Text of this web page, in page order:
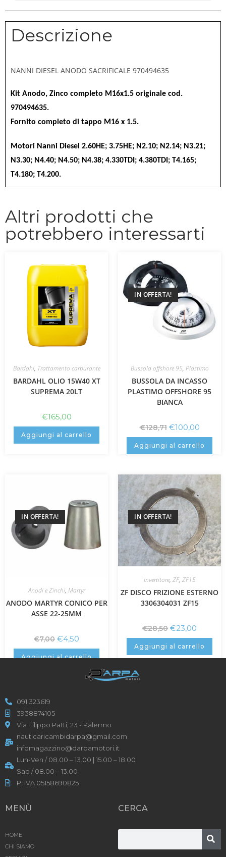
Descrizione
NANNI DIESEL ANODO SACRIFICALE 970494635
Kit Anodo, Zinco completo M16x1.5 originale cod.
970494635.
Fornito completo di tappo M16 x 1.5.
Motori Nanni Diesel 2.60HE; 3.75HE; N2.10; N2.14; N3.21;
N3.30; N4.40; N4.50; N4.38; 4.330TDI; 4.380TDI; T4.165;
T4.180; T4.200.
Altri prodotti che
potrebbero interessarti
Bardahl, Trattamento carburante
BARDAHL OLIO 15W40 XT
SUPREMA 20LT
€165,00
Aggiungi al carrello
IN OFFERTA!
Bussola offshore 95, Plastimo
BUSSOLA DA INCASSO
PLASTIMO OFFSHORE 95
BIANCA
€128,71 €100,00
Aggiungi al carrello
IN OFFERTA!
Anodi e Zinchi, Martyr
ANODO MARTYR CONICO PER
ASSE 22-25MM
€7,00 €4,50
Aggiungi al carrello
IN OFFERTA!
Invertitore, ZF, ZF15
ZF DISCO FRIZIONE ESTERNO
3306304031 ZF15
€28,50 €23,00
Aggiungi al carrello
091 323619
3938874105
Via Filippo Patti, 23 - Palermo
nauticaricambidarpa@gmail.com
infomagazzino@darpamotori.it
Lun-Ven / 08.00 – 13.00 | 15.00 – 18.00
Sab / 08.00 – 13.00
P: IVA 05158690825
MENÙ
HOME
CHI SIAMO
CERCA